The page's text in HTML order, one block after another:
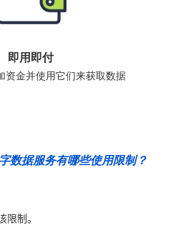
即用即付
资金并使用它们来获取数据
数据服务有哪些使用限制？
限制。